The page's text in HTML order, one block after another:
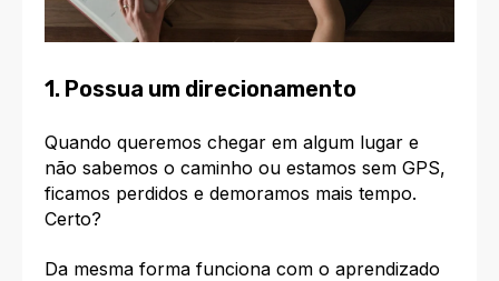
1. Possua um direcionamento
Quando queremos chegar em algum lugar e
não sabemos o caminho ou estamos sem GPS,
ficamos perdidos e demoramos mais tempo.
Certo?
Da mesma forma funciona com o aprendizado